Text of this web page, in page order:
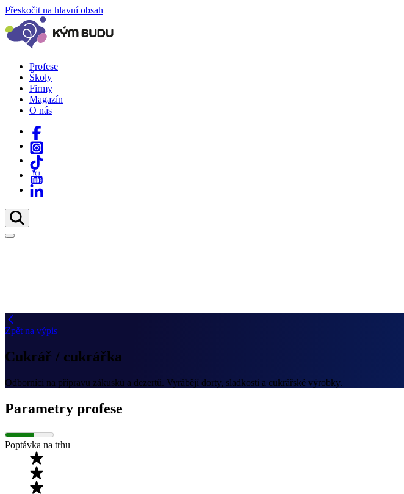
Přeskočit na hlavní obsah
Profese
Školy
Firmy
Magazín
O nás
Zpět na výpis
Cukrář / cukrářka
Odborníci na přípravu zákusků a dezertů. Vyrábějí dorty, sladkosti a cukrářské výrobky.
Parametry profese
Poptávka na trhu